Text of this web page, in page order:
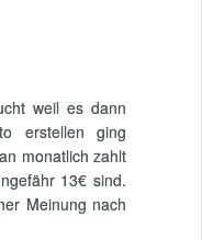
weil es dann
erstellen ging
monatlich zahlt
13€ sind.
Meinung nach